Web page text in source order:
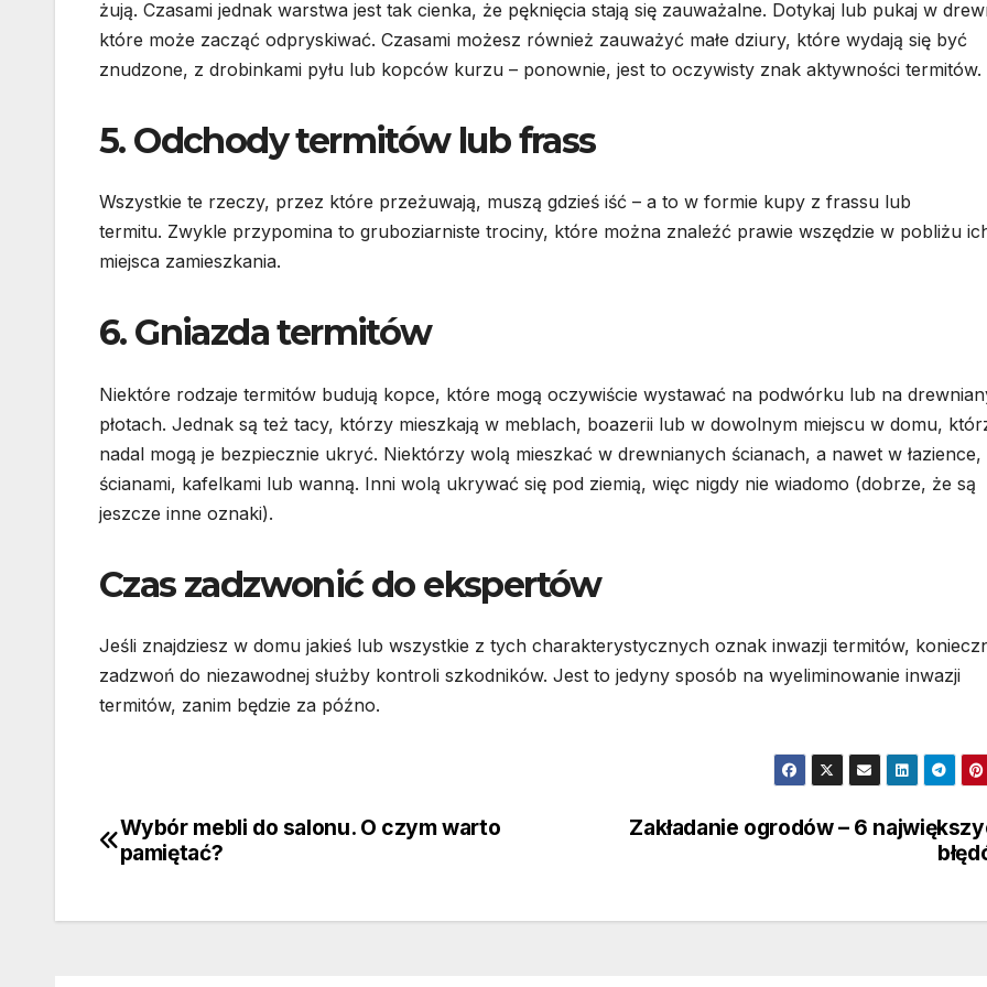
żują. Czasami jednak warstwa jest tak cienka, że ​​pęknięcia stają się zauważalne. Dotykaj lub pukaj w
które może zacząć odpryskiwać. Czasami możesz również zauważyć małe dziury, które wydają się być
znudzone, z drobinkami pyłu lub kopców kurzu – ponownie, jest to oczywisty znak aktywności termitów.
5. Odchody termitów lub frass
Wszystkie te rzeczy, przez które przeżuwają, muszą gdzieś iść – a to w formie kupy z frassu lub
termitu. Zwykle przypomina to gruboziarniste trociny, które można znaleźć prawie wszędzie w pobliżu
miejsca zamieszkania.
6. Gniazda termitów
Niektóre rodzaje termitów budują kopce, które mogą oczywiście wystawać na podwórku lub na
płotach. Jednak są też tacy, którzy mieszkają w meblach, boazerii lub w dowolnym miejscu w domu,
nadal mogą je bezpiecznie ukryć. Niektórzy wolą mieszkać w drewnianych ścianach, a nawet w łazience,
ścianami, kafelkami lub wanną. Inni wolą ukrywać się pod ziemią, więc nigdy nie wiadomo (dobrze, że są
jeszcze inne oznaki).
Czas zadzwonić do ekspertów
Jeśli znajdziesz w domu jakieś lub wszystkie z tych charakterystycznych oznak inwazji termitów,
zadzwoń do niezawodnej służby kontroli szkodników. Jest to jedyny sposób na wyeliminowanie inwazji
termitów, zanim będzie za późno.
Nawigacja
Zakładanie ogrodów – 6
Wybór mebli do salonu. O czym warto
pamiętać?